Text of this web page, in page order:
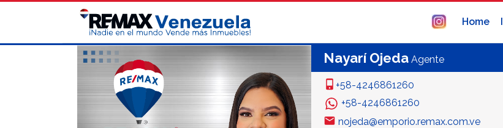
Home
Nayarí Ojeda Agente
+58-4246861260
+58-4246861260
nojeda@emporio.remax.com.ve